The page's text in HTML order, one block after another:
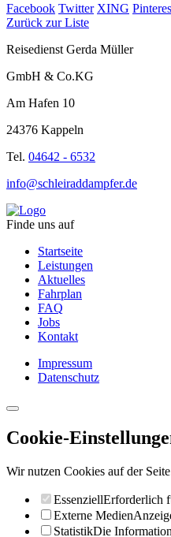
Facebook Twitter XING
Zurück zur Liste
Reisedienst Gerda Müller
GmbH & Co.KG
Am Hafen 10
24376 Kappeln
Tel. 04642 - 6532
info@schleiraddampfer.de
Finde uns auf
Startseite
Leistungen
Aktuelles
Fahrplan
FAQ
Jobs
Kontakt
Impressum
Datenschutz
Cookie-
Wir nutzen Cookies auf der
EssenziellErforderlich
Externe Medien
StatistikDie